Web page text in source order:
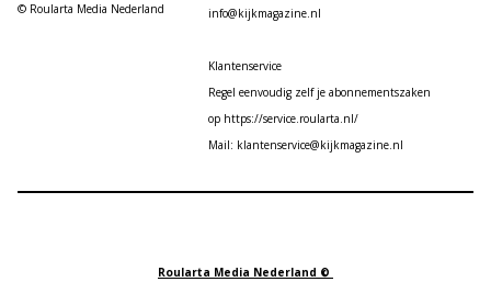
© Roularta Media Nederland
info@kijkmagazine.nl
Klantenservice
Regel eenvoudig zelf je abonnementszaken
op https://service.roularta.nl/
Mail: klantenservice@kijkmagazine.nl
Roularta Media Nederland ©